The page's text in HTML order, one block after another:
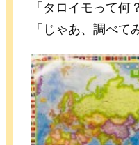
「タロイモって何
「じゃあ、調べて